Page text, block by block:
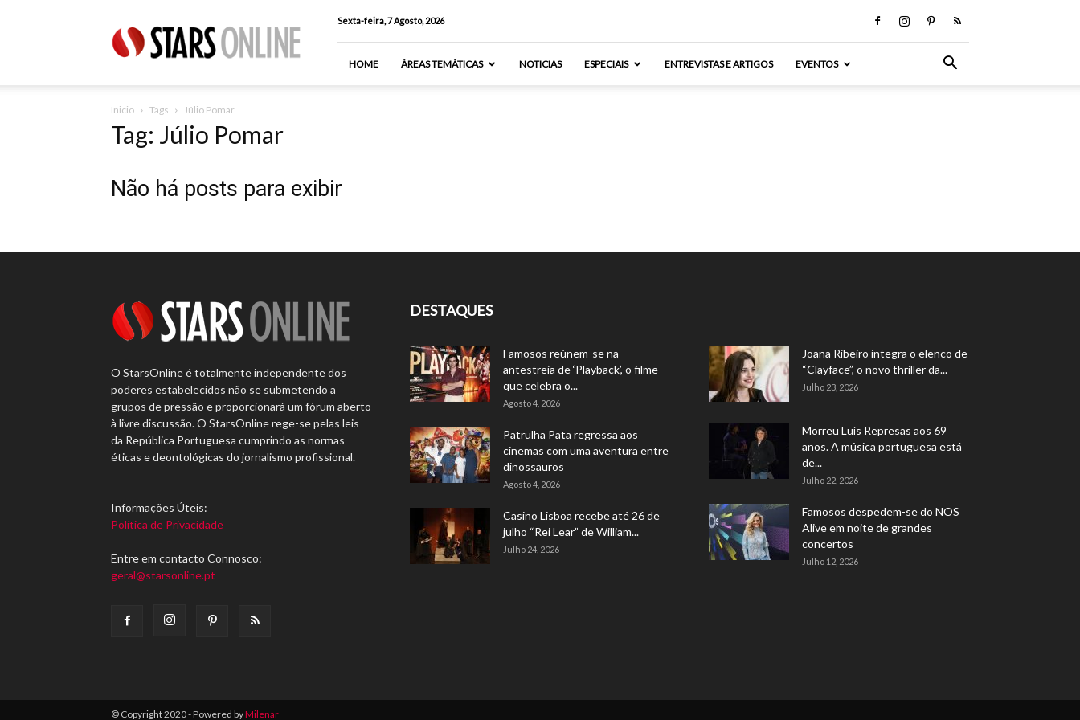
Online
Sexta-feira, 7 Agosto, 2026
HOME ÁREAS TEMÁTICAS NOTICIAS ESPECIAIS ENTREVISTAS E ARTIGOS EVENTOS
Inicio Tags Júlio Pomar
Tag: Júlio Pomar
Não há posts para exibir
O StarsOnline é totalmente independente dos
poderes estabelecidos não se submetendo a
grupos de pressão e proporcionará um fórum aberto
à livre discussão. O StarsOnline rege-se pelas leis
da República Portuguesa cumprindo as normas
éticas e deontológicas do jornalismo profissional.
Informações Úteis:
Política de Privacidade
Entre em contacto Connosco:
geral@starsonline.pt
DESTAQUES
Famosos reúnem-se na
antestreia de ‘Playback’, o filme
que celebra o...
Agosto 4, 2026
Patrulha Pata regressa aos
cinemas com uma aventura entre
dinossauros
Agosto 4, 2026
Casino Lisboa recebe até 26 de
julho “Rei Lear” de William...
Julho 24, 2026
Joana Ribeiro integra o elenco de
“Clayface”, o novo thriller da...
Julho 23, 2026
Morreu Luís Represas aos 69
anos. A música portuguesa está
de...
Julho 22, 2026
Famosos despedem-se do NOS
Alive em noite de grandes
concertos
Julho 12, 2026
© Copyright 2020 - Powered byMilenar